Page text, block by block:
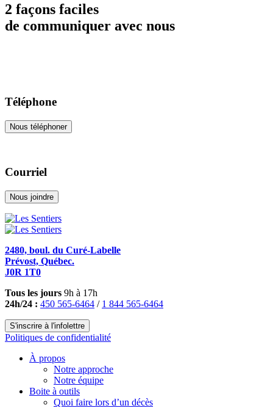
2 façons faciles
de communiquer avec nous
Téléphone
Nous téléphoner
Courriel
Nous joindre
2480, boul. du Curé-Labelle
Prévost, Québec.
J0R 1T0
Tous les jours 9h à 17h
24h/24 : 450 565-6464 / 1 844 565-6464
S'inscrire à l'infolettre
Politiques de confidentialité
À propos
Notre approche
Notre équipe
Boite à outils
Quoi faire lors d’un décès